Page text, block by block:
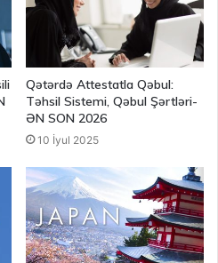
Qətərdə Attestatla Qəbul:
Təhsil Sistemi, Qəbul Şərtləri-
ƏN SON 2026
10 İyul 2025